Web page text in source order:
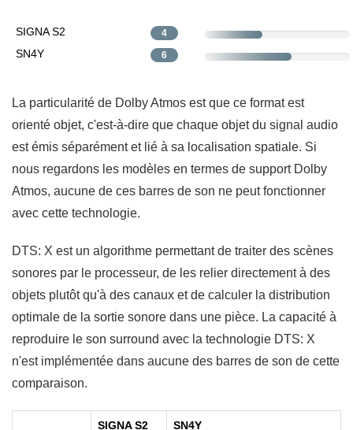
SIGNA S2 4
SN4Y 6
La particularité de Dolby Atmos est que ce format est
orienté objet, c'est-à-dire que chaque objet du signal audio
est émis séparément et lié à sa localisation spatiale. Si
nous regardons les modèles en termes de support Dolby
Atmos, aucune de ces barres de son ne peut fonctionner
avec cette technologie.
DTS: X est un algorithme permettant de traiter des scènes
sonores par le processeur, de les relier directement à des
objets plutôt qu'à des canaux et de calculer la distribution
optimale de la sortie sonore dans une pièce. La capacité à
reproduire le son surround avec la technologie DTS: X
n'est implémentée dans aucune des barres de son de cette
comparaison.
SIGNA S2 SN4Y